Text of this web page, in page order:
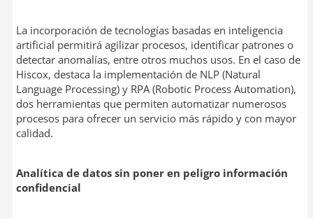
La incorporación de tecnologías basadas en inteligencia
artificial permitirá agilizar procesos, identificar patrones o
detectar anomalías, entre otros muchos usos. En el caso de
Hiscox, destaca la implementación de NLP (Natural
Language Processing) y RPA (Robotic Process Automation),
dos herramientas que permiten automatizar numerosos
procesos para ofrecer un servicio más rápido y con mayor
calidad.
Analítica de datos sin poner en peligro información
confidencial